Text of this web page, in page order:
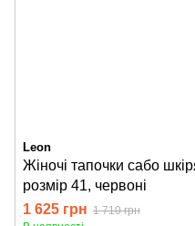
Leon
Жіночі тапочки сабо
розмір 41, червоні
1 625 грн 1 710 грн